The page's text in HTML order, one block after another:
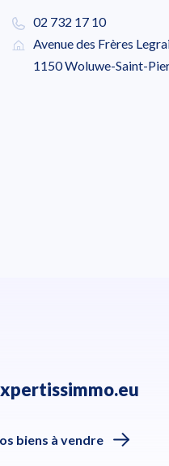
02 732 17 10
Avenue des Frères
1150 Woluwe-Saint-
biens à vendre